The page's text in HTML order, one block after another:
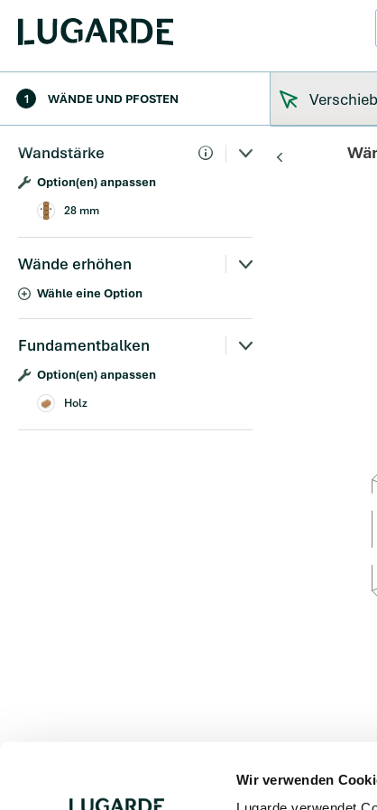
Wir verwenden
1 WÄNDE UND PFOSTEN
Wandstärke
Option(en) anpassen
28 mm
Wände erhöhen
Wähle eine Option
Fundamentbalken
Option(en) anpassen
Holz